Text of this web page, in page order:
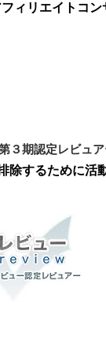
ィリエイトコン
期認定レビュ
除するために活